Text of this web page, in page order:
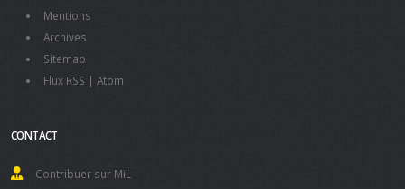
Mentions
Archives
Sitemap
Flux RSS | Atom
CONTACT
Contribuer sur MiL